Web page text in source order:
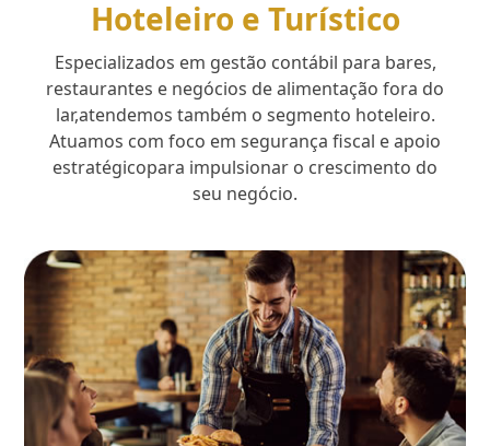
Hoteleiro e Turístico
Especializados em gestão contábil para bares,
restaurantes e negócios de alimentação fora do
lar,atendemos também o segmento hoteleiro.
Atuamos com foco em segurança fiscal e apoio
estratégicopara impulsionar o crescimento do
seu negócio.